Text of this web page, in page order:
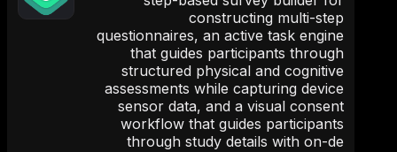
constructing multi-step
questionnaires, an active task engine
that guides participants through
structured physical and cognitive
assessments while capturing device
sensor data, and a visual consent
workflow that guides participants
through study details with on-de